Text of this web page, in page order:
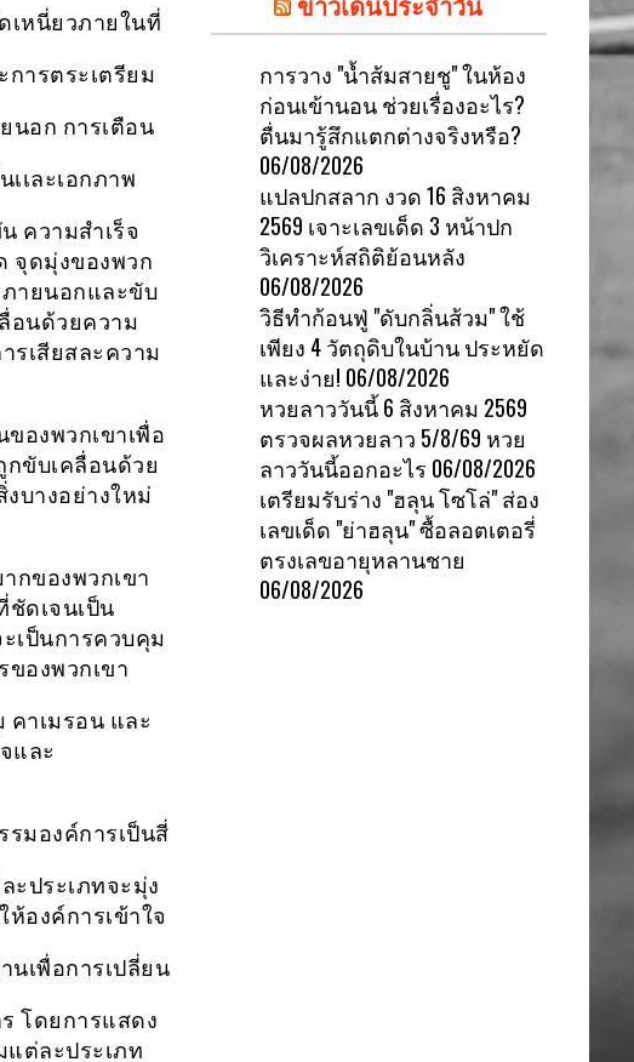
เหนี่ยวภายในที่
การตระเตรียม
นอก การเตือน
เละเอกภาพ
ความสำเร็จ
จุดมุ่งของพวก
ายนอกและขับ
อนด้วยความ
รเสียสละความ
องพวกเขาเพื่อ
กขับเคลื่อนด้วย
บางอย่างใหม่
กของพวกเขา
ดเจนเป็น
เป็นการควบคุม
องพวกเขา
าเมรอน และ
และ
มองค์การเป็นสี่
ะประเภทจะมุ่ง
องค์การเข้าใจ
เพื่อการเปลี่ยน
โดยการแสดง
ต่ละประเภท
การวาง "น้ำส้มสายชู" ในห้อง
ก่อนเข้านอน ช่วยเรื่องอะไร?
ตื่นมารู้สึกแตกต่างจริงหรือ?
06/08/2026
แปลปกสลาก งวด 16 สิงหาคม
2569 เจาะเลขเด็ด 3 หน้าปก
วิเคราะห์สถิติย้อนหลัง
06/08/2026
วิธีทำก้อนฟู่ "ดับกลิ่นส้วม" ใช้
เพียง 4 วัตถุดิบในบ้าน ประหยัด
และง่าย! 06/08/2026
หวยลาววันนี้ 6 สิงหาคม 2569
ตรวจผลหวยลาว 5/8/69 หวย
ลาววันนี้ออกอะไร 06/08/2026
เตรียมรับร่าง "ฮลุน โซโล่" ส่อง
เลขเด็ด "ย่าฮลุน" ซื้อลอตเตอรี่
ตรงเลขอายุหลานชาย
06/08/2026